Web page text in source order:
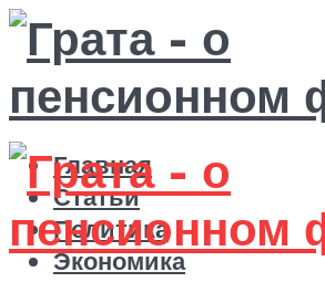
Главная
Статьи
Политика
Экономика